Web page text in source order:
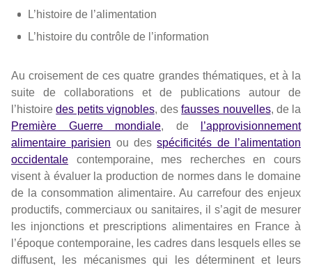
L’histoire de l’alimentation
L’histoire du contrôle de l’information
Au croisement de ces quatre grandes thématiques, et à la
suite de collaborations et de publications autour de
l’histoiredes petits vignobles, desfausses nouvelles, de la
Première Guerre mondiale, de
l’approvisionnement
alimentaire parisien ou desspécificités de l’alimentation
occidentale contemporaine, mes recherches en cours
visent à évaluer la production de normes dans le domaine
de la consommation alimentaire. Au carrefour des enjeux
productifs, commerciaux ou sanitaires, il s’agit de mesurer
les injonctions et prescriptions alimentaires en France à
l’époque contemporaine, les cadres dans lesquels elles se
diffusent, les mécanismes qui les déterminent et leurs